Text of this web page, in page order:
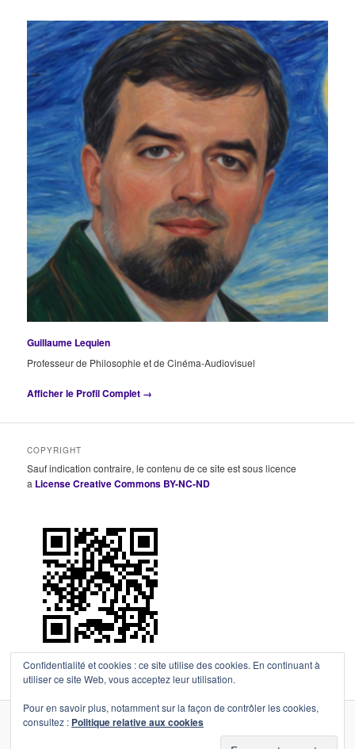
Guillaume Lequien
Professeur de Philosophie et de Cinéma-Audiovisuel
Afficher le Profil Complet →
COPYRIGHT
Sauf indication contraire, le contenu de ce site est sous licence
a License Creative Commons BY-NC-ND
Fièrement propulsé par WordPress
Confidentialité et cookies : ce site utilise des cookies. En continuant à
utiliser ce site Web, vous acceptez leur utilisation.
Pour en savoir plus, notamment sur la façon de contrôler les cookies,
consultez : Politique relative aux cookies